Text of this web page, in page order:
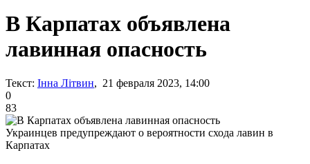
В Карпатах объявлена
лавинная опасность
Текст: Інна Літвин, 21 февраля 2023, 14:00
0
83
Украинцев предупреждают о вероятности схода лавин в
Карпатах